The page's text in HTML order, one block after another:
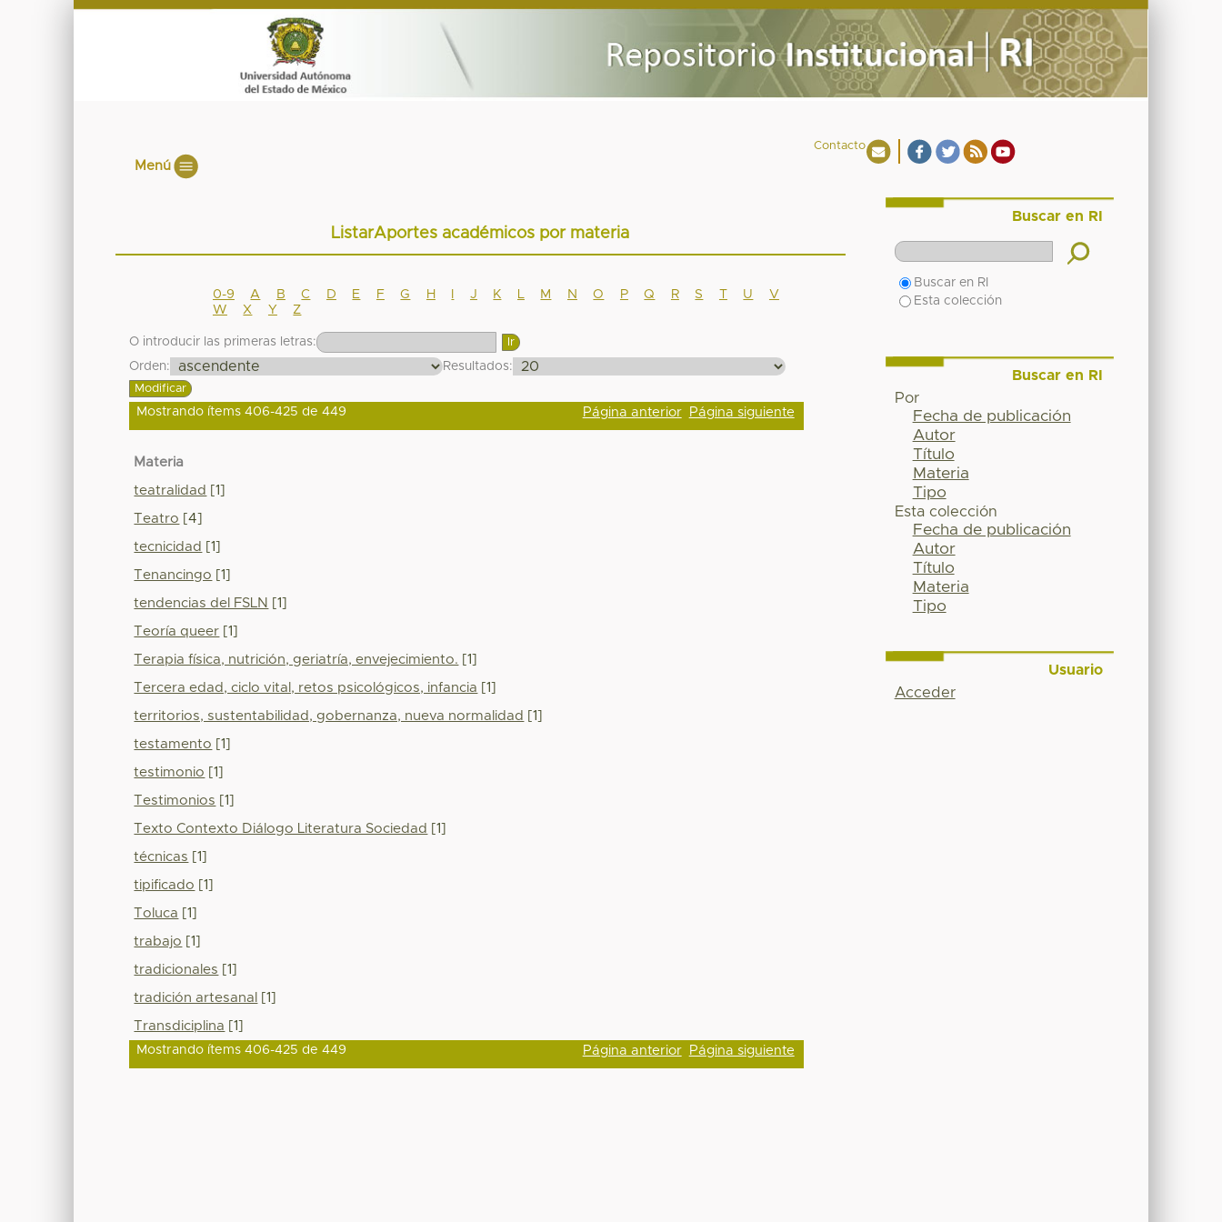
Contacto
Menú
ListarAportes académicos por materia
0-9 A B C D E F G H J K M N O P Q R S T U
V
W
X Y Z
O introducir las primeras letras:
Orden:
Resultados:
Mostrando ítems 406-425 de 449 Página anterior Página siguiente
Materia
teatralidad [1]
Teatro [4]
tecnicidad [1]
Tenancingo [1]
tendencias del FSLN [1]
Teoría queer [1]
Terapia física, nutrición, geriatría, envejecimiento. [1]
Tercera edad, ciclo vital, retos psicológicos, infancia [1]
territorios, sustentabilidad, gobernanza, nueva normalidad [1]
testamento [1]
testimonio [1]
Testimonios [1]
Texto Contexto Diálogo Literatura Sociedad [1]
técnicas [1]
tipificado [1]
Toluca [1]
trabajo [1]
tradicionales [1]
tradición artesanal [1]
Transdiciplina [1]
Mostrando ítems 406-425 de 449 Página anterior Página siguiente
Buscar en RI
Buscar en RI
Esta colección
Buscar en RI
Por
Fecha de publicación
Autor
Título
Materia
Tipo
Esta colección
Fecha de publicación
Autor
Título
Materia
Tipo
Usuario
Acceder